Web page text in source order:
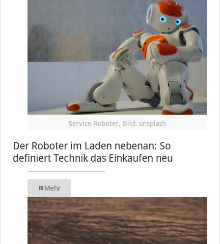
Service-Roboter, Bild: unsplash
Der Roboter im Laden nebenan: So
definiert Technik das Einkaufen neu
Mehr